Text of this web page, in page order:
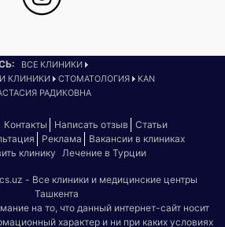
ВСЕ КЛИНИКИ
КЛИНИКИ
СТОМАТОЛОГИЯ
KAN
РАДИКОВНА
Контакты Написать отзыв
Статьи
Реклама
Вакансии в клиниках
клинику
Лечение в Турции
- Все клиники и медицинские центры
Ташкента
на то, что данный интернет-сайт носит
характер и ни при каких условиях